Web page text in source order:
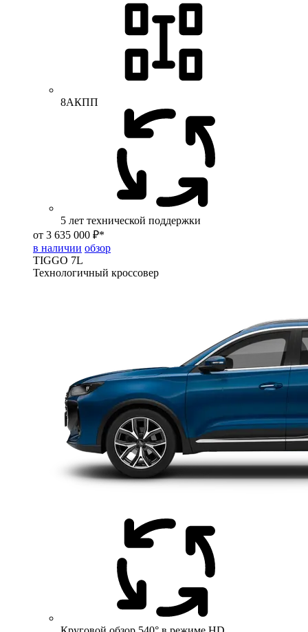
8АКПП
5 лет технической поддержки
от 3 635 000 ₽*
в наличии обзор
TIGGO 7L
Технологичный кроссовер